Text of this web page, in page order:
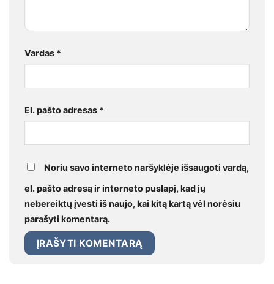
Vardas *
El. pašto adresas *
Noriu savo interneto naršyklėje išsaugoti vardą,
el. pašto adresą ir interneto puslapį, kad jų
nebereiktų įvesti iš naujo, kai kitą kartą vėl norėsiu
parašyti komentarą.